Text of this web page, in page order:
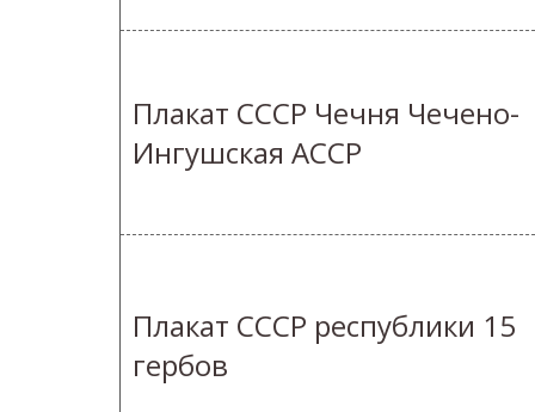
Плакат СССР Чечня Чечено-
Ингушская АССР
Плакат СССР республики 15
гербов